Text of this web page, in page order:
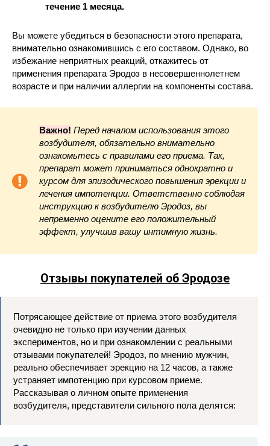
течение 1 месяца.
Вы можете убедиться в безопасности этого препарата,
внимательно ознакомившись с его составом. Однако, во
избежание неприятных реакций, откажитесь от
применения препарата Эродоз в несовершеннолетнем
возрасте и при наличии аллергии на компоненты состава.
Важно! Перед началом использования этого
возбудителя, обязательно внимательно
ознакомьтесь с правилами его приема. Так,
препарат может приниматься однократно и
курсом для эпизодического повышения эрекции и
лечения импотенции. Ответственно соблюдая
инструкцию к возбудителю Эродоз, вы
непременно оцените его положительный
эффект, улучшив вашу интимную жизнь.
Отзывы покупателей об Эродозе
Потрясающее действие от приема этого возбудителя
очевидно не только при изучении данных
экспериментов, но и при ознакомлении с реальными
отзывами покупателей! Эродоз, по мнению мужчин,
реально обеспечивает эрекцию на 12 часов, а также
устраняет импотенцию при курсовом приеме.
Рассказывая о личном опыте применения
возбудителя, представители сильного пола делятся: